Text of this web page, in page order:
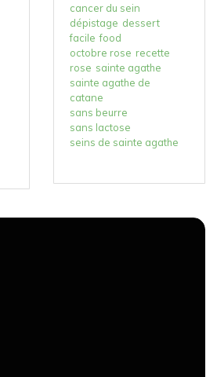
cancer du sein
dépistage dessert
facile food
octobre rose recette
rose sainte agathe
sainte agathe de
catane
sans beurre
sans lactose
seins de sainte agathe